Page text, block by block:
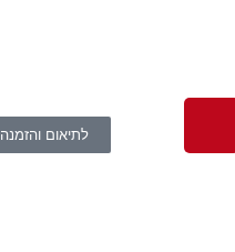
לתיאום והזמנה